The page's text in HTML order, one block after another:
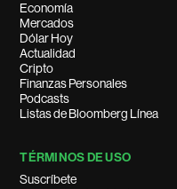
Economía
Mercados
Dólar Hoy
Actualidad
Cripto
Finanzas Personales
Podcasts
Listas de Bloomberg Línea
TÉRMINOS DE USO
Suscríbete